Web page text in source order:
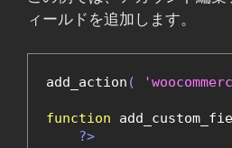
ィールドを追加します。
add_action (
function
?>